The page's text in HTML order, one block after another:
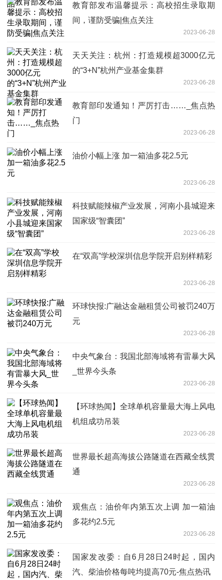
教育部发布温馨提示：高校招生录取期
间，谨防受骗|焦点关注
2023-06-28
天天关注：杭州：打造规模超3000亿元
的“3+N”杭州产业基金集群
2023-06-28
教育部印发通知！严厉打击……_焦点热
门
2023-06-28
油价小幅上涨 加一箱油多花2.5元
2023-06-28
科技赋能辣椒产业发展，河南小县城迎来
国家级“智囊团”
2023-06-28
在“双高”学校深圳信息学院开启别样精彩
2023-06-28
环球快报:广融达金融租赁公司被罚240万
元
2023-06-28
中央气象台：我国北部海域将有雷暴大风
_世界今头条
2023-06-28
【环球热闻】全球单机容量最大海上风电
机组成功吊装
2023-06-28
世界最长超高海拔公路隧道在西藏全线贯
通
2023-06-28
观焦点：油价年内第五次上调 加一箱油
多花约2.5元
2023-06-28
国家发改委：自6月28日24时起，国内
汽、柴油价格每吨均提高70元-焦点热讯